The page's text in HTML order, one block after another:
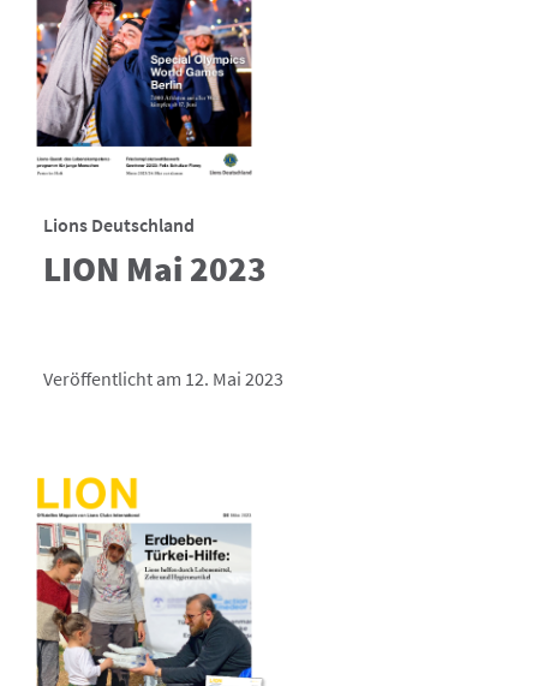
Lions Deutschland
LION Mai 2023
Veröffentlicht am 12. Mai 2023